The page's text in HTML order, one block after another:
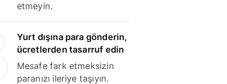
etmeyin.
Yurt dışına para gönderin,
ücretlerden tasarruf edin
Mesafe fark etmeksizin
paranızı ileriye taşıyın.